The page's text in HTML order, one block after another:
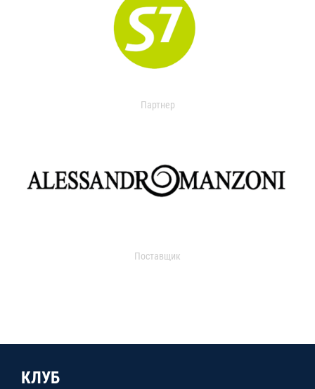
Партнер
Поставщик
КЛУБ